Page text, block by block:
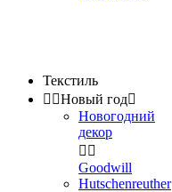
Текстиль
 Новый год
Новогодний
декор
 
Goodwill
Hutschenreuther